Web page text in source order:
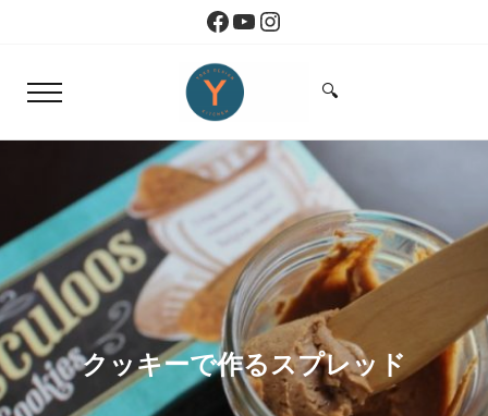
Skip to header right navigationFacebook
YouTube
Instagram
Menu
Yoko Design Kitchen
Search...
🔍
クッキーで作るスプレッド